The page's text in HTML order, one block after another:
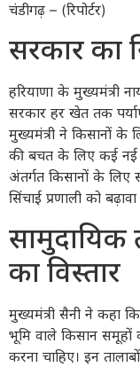
चंडीगढ़ – (रिपोर्टर)
सरकार का
हरियाणा के मुख्यमंत्री
सरकार हर खेत तक
मुख्यमंत्री ने किसानों के
की बचत के लिए कई नई
अंतर्गत किसानों के लिए
सिंचाई प्रणाली को
सामुदायिक
का विस्तार
मुख्यमंत्री सैनी ने कहा
भूमि वाले किसान समूहों
करना चाहिए। इन